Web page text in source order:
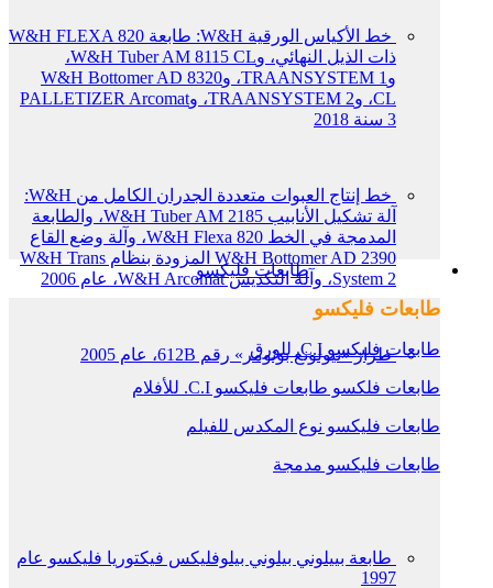
خط الأكياس الورقية W&H: طابعة W&H FLEXA 820
ذات الذيل النهائي، وW&H Tuber AM 8115 CL،
وTRAANSYSTEM 1، وW&H Bottomer AD 8320
CL، وTRAANSYSTEM 2، وPALLETIZER Arcomat
3 سنة 2018
خط إنتاج العبوات متعددة الجدران الكامل من W&H:
آلة تشكيل الأنابيب W&H Tuber AM 2185، والطابعة
المدمجة في الخط W&H Flexa 820، وآلة وضع القاع
W&H Bottomer AD 2390 المزودة بنظام W&H Trans
System 2، وآلة التكديس W&H Arcomat، عام 2006
طراز «نيولونغ بوتومر» رقم 612B، عام 2005
طابعات فليكسو
طابعات فليكسو
طابعات فليكسو C.I. للورق
طابعات فلكسو طابعات فليكسو C.I. للأفلام
طابعات فليكسو نوع المكدس للفيلم
طابعات فليكسو مدمجة
طابعة بييلوني بيلوني بيلوفليكس فيكتوريا فليكسو عام
1997